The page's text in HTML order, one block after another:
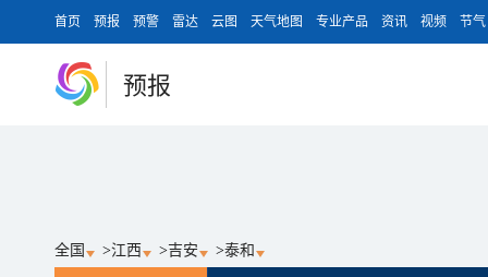
首页 预报 预警 雷达 云图 天气地图 专业产品 资讯 视频 节气
预报
全国 >江西 >吉安 >泰和